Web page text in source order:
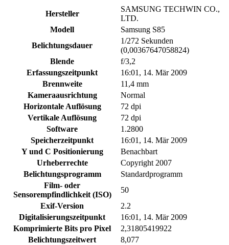
Hersteller
SAMSUNG TECHWIN CO.,
LTD.
Modell
Samsung S85
Belichtungsdauer
1/272 Sekunden
(0,00367647058824)
Blende
f/3,2
Erfassungszeitpunkt
16:01, 14. Mär 2009
Brennweite
11,4 mm
Kameraausrichtung
Normal
Horizontale Auflösung
72 dpi
Vertikale Auflösung
72 dpi
Software
1.2800
Speicherzeitpunkt
16:01, 14. Mär 2009
Y und C Positionierung
Benachbart
Urheberrechte
Copyright 2007
Belichtungsprogramm
Standardprogramm
Film- oder
Sensorempfindlichkeit (ISO)
50
Exif-Version
2.2
Digitalisierungszeitpunkt
16:01, 14. Mär 2009
Komprimierte Bits pro Pixel
2,31805419922
Belichtungszeitwert
8,077